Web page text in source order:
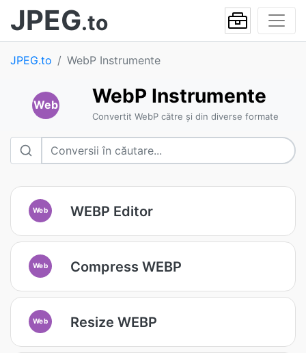
JPEG.to
JPEG.to WebP Instrumente
Web WebP Instrumente
Convertit WebP către și din diverse formate
Web WEBP Editor
Web Compress WEBP
Web Resize WEBP